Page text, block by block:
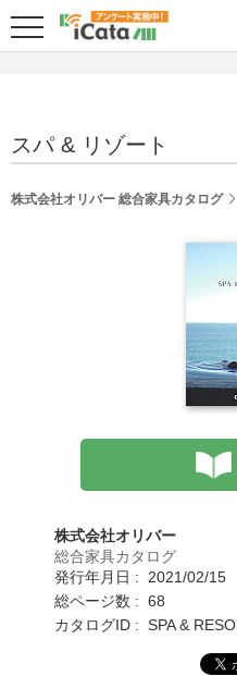
スパ & リゾート
株式会社オリバー 総合家具カタログ
株式会社オリバー
総合家具カタログ
発行年月日 : 2021/02/15
総ページ数 : 68
カタログID : SPA &